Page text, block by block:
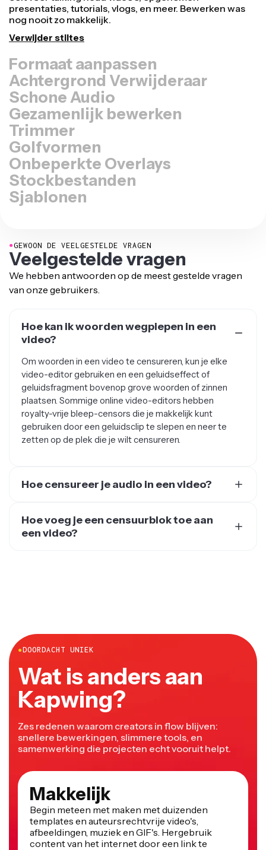
YouTube, Instagram, Twitter, Linkedin of ergens anders
is.
Video formaat aanpassen
Achtergrond Verwijderaar
Schone Audio
Gezamenlijk bewerken
Trimmer
Golfvormen
Onbeperkte Overlays
Stockbestanden
Sjablonen
Veelgestelde vragen
We hebben antwoorden op de meest gestelde vragen
van onze gebruikers.
video?
video-editor gebruiken en een geluidseffect of
geluidsfragment bovenop grove woorden of zinnen
plaatsen. Sommige online video-editors hebben
royalty-vrije bleep-censors die je makkelijk kunt
gebruiken door een geluidsclip te slepen en neer te
zetten op de plek die je wilt censureren.
bedekken. Veel makers gebruiken piep-geluiden,
diergeluiden en hoge pianonoten. Al deze
een video?
andere elementen die gecensureerd moeten worden.
●DOORDACHT UNIEK
Wat is anders aan
Kapwing?
Zes redenen waarom creators in flow blijven:
snellere bewerkingen, slimmere tools, en
samenwerking die projecten echt vooruit helpt.
Makkelijk
Begin meteen met maken met duizenden
templates en auteursrechtvrije video's,
afbeeldingen, muziek en GIF's. Hergebruik
content van het internet door een link te
plakken.